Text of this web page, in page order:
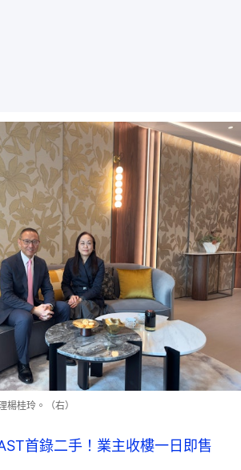
楊桂玲。（右）
首錄二手！業主收樓一日即售